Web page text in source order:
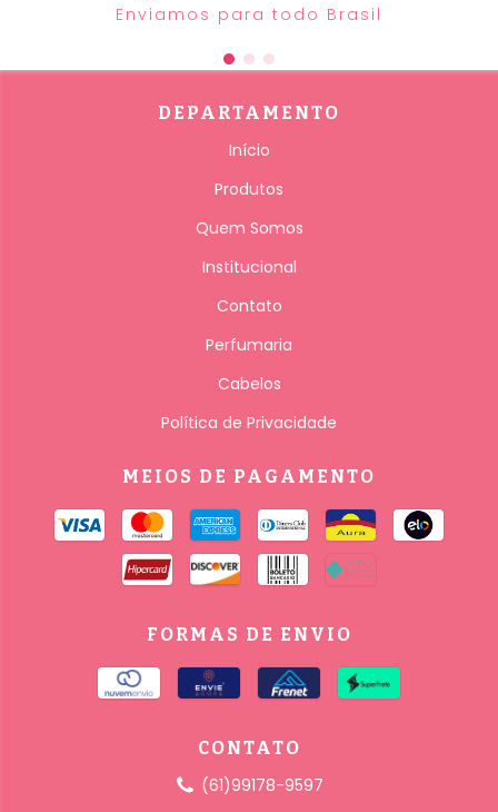
Enviamos para todo Brasil
DEPARTAMENTO
Início
Produtos
Quem Somos
Institucional
Contato
Perfumaria
Cabelos
Política de Privacidade
MEIOS DE PAGAMENTO
FORMAS DE ENVIO
CONTATO
(61)99178-9597